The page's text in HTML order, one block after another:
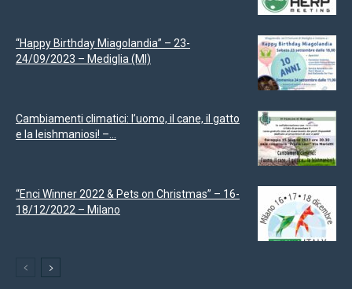
“Happy Birthday Miagolandia” – 23-
24/09/2023 – Mediglia (MI)
Cambiamenti climatici: l’uomo, il cane, il gatto
e la leishmaniosi! –...
“Enci Winner 2022 & Pets on Christmas” – 16-
18/12/2022 – Milano